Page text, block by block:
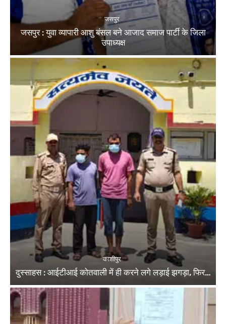
जसपुर
जसपुर : युवा व्यापारी आशु बंसल बने आजाद समाज पार्टी के जिला
उपाध्यक्ष
काशीपुर
दुस्साहस : आईटीआई कोतवाली में ही करने लगे लड़ाई झगड़ा, फिर…